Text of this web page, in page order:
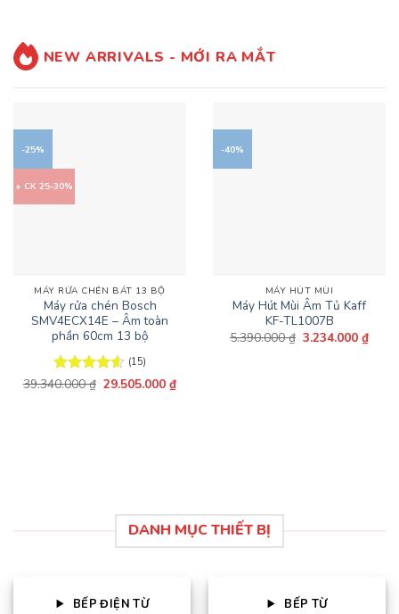
NEW ARRIVALS - MỚI RA MẮT
-25%
+ CK 25-30%
MÁY RỬA CHÉN BÁT 13 BỘ
Máy rửa chén Bosch
SMV4ECX14E – Âm toàn
phần 60cm 13 bộ
Được xếp
(15)
39.340.000₫ Giá
29.505.000₫Giá
-40%
MÁY HÚT MÙI
Máy Hút Mùi Âm Tủ Kaff
KF-TL1007B
5.390.000₫ Giá
3.234.000₫Giá
DANH MỤC THIẾT BỊ
BẾP ĐIỆN TỪ BẾP TỪ